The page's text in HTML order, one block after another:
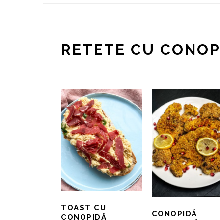
RETETE CU
TOAST CU
CONOPIDĂ
CONOPIDĂ